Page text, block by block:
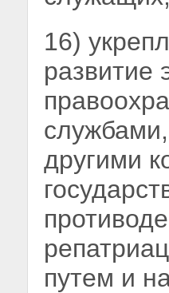
16)
развитие
другими
путем и